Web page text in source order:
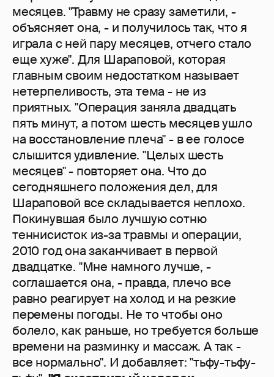
месяцев. "Травму не сразу заметили, -
объясняет она, - и получилось так, что я
играла с ней пару месяцев, отчего стало
еще хуже". Для Шараповой, которая
главным своим недостатком называет
нетерпеливость, эта тема - не из
приятных. "Операция заняла двадцать
пять минут, а потом шесть месяцев ушло
на восстановление плеча" - в ее голосе
слышится удивление. "Целых шесть
месяцев" - повторяет она. Что до
сегодняшнего положения дел, для
Шараповой все складывается неплохо.
Покинувшая было лучшую сотню
теннисисток из-за травмы и операции,
2010 год она заканчивает в первой
двадцатке. "Мне намного лучше, -
соглашается она, - правда, плечо все
равно реагирует на холод и на резкие
перемены погоды. Не то чтобы оно
болело, как раньше, но требуется больше
времени на разминку и массаж. А так -
все нормально". И добавляет: "тьфу-тьфу-